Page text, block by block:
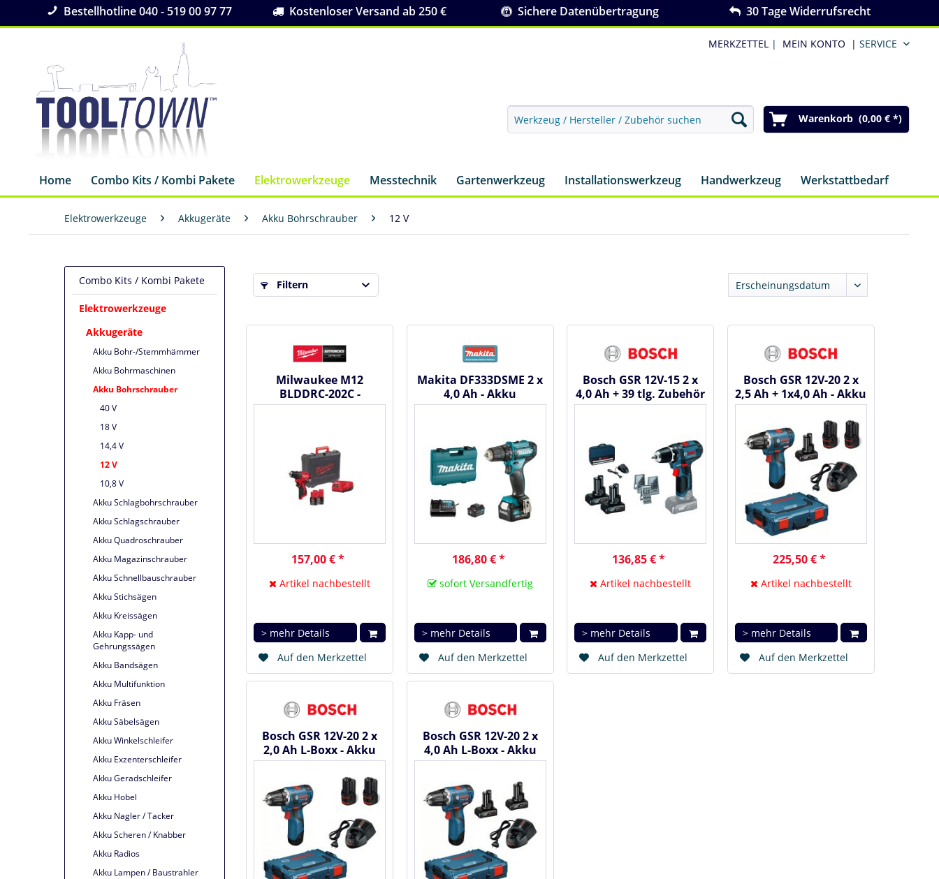
Bestellhotline 040 - 519 00 97 77 Kostenloser Versand ab 250 € Sichere Datenübertragung 30 Tage Widerrufsrecht
MERKZETTEL | MEIN KONTO | SERVICE
Warenkorb (0,00 € *)
Home Combo Kits / Kombi Pakete Elektrowerkzeuge Messtechnik Gartenwerkzeug Installationswerkzeug Handwerkzeug Werkstattbedarf
Elektrowerkzeuge Akkugeräte Akku Bohrschrauber 12 V
Combo Kits / Kombi Pakete
Elektrowerkzeuge
Akkugeräte
Akku Bohr-/Stemmhämmer
Akku Bohrmaschinen
Akku Bohrschrauber
40 V
18 V
14,4 V
12 V
10,8 V
Akku Schlagbohrschrauber
Akku Schlagschrauber
Akku Quadroschrauber
Akku Magazinschrauber
Akku Schnellbauschrauber
Akku Stichsägen
Akku Kreissägen
Akku Kapp- und
Gehrungssägen
Akku Bandsägen
Akku Multifunktion
Akku Fräsen
Akku Säbelsägen
Akku Winkelschleifer
Akku Exzenterschleifer
Akku Geradschleifer
Akku Hobel
Akku Nagler / Tacker
Akku Scheren / Knabber
Akku Radios
Akku Lampen / Baustrahler
Filtern
Milwaukee M12
BLDDRC-202C -
Bürstenloser Akku-
157,00 € *
Artikel nachbestellt
> mehr Details
Auf den Merkzettel
Makita DF333DSME 2 x
4,0 Ah - Akku
Bohrschrauber 12 V
186,80 € *
sofort Versandfertig
> mehr Details
Auf den Merkzettel
Bosch GSR 12V-15 2 x
4,0 Ah + 39 tlg. Zubehör
im Softbag - Akku...
136,85 € *
Artikel nachbestellt
> mehr Details
Auf den Merkzettel
Bosch GSR 12V-20 2 x
2,5 Ah + 1x4,0 Ah - Akku
Bohrschrauber
225,50 € *
Artikel nachbestellt
> mehr Details
Auf den Merkzettel
Bosch GSR 12V-20 2 x
2,0 Ah L-Boxx - Akku
Bohrschrauber
Bosch GSR 12V-20 2 x
4,0 Ah L-Boxx - Akku
Bohrschrauber